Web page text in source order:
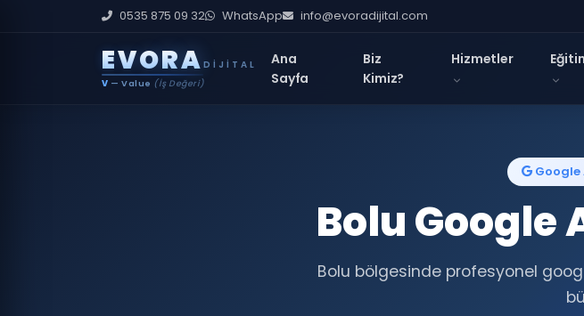
0535 875 09 32 WhatsApp info@evoradijital.com
EVORA DIJITAL
V — Value (İş Değeri)
Ana
Sayfa
Biz
Kimiz?
Hizmetler
Google
Bolu Google
Bolu bölgesinde profesyonel